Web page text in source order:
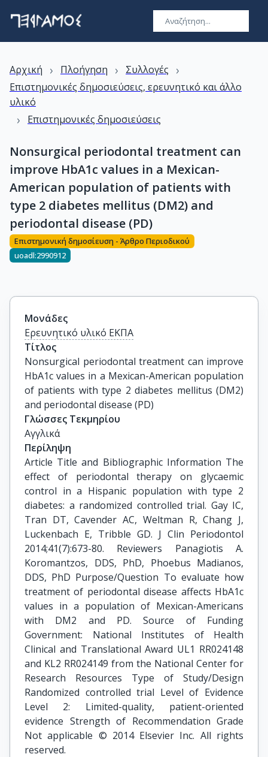
Αρχική › Πλοήγηση › Συλλογές ›
Επιστημονικές δημοσιεύσεις, ερευνητικό και άλλο
υλικό
› Επιστημονικές δημοσιεύσεις
Nonsurgical periodontal treatment can
improve HbA1c values in a Mexican-
American population of patients with
type 2 diabetes mellitus (DM2) and
periodontal disease (PD)
Επιστημονική δημοσίευση - Άρθρο Περιοδικού
uoadl:2990912
Μονάδες
Ερευνητικό υλικό ΕΚΠΑ
Τίτλος
Nonsurgical periodontal treatment can improve
HbA1c values in a Mexican-American population
of patients with type 2 diabetes mellitus (DM2)
and periodontal disease (PD)
Γλώσσες Τεκμηρίου
Αγγλικά
Περίληψη
Article Title and Bibliographic Information The
effect of periodontal therapy on glycaemic
control in a Hispanic population with type 2
diabetes: a randomized controlled trial. Gay IC,
Tran DT, Cavender AC, Weltman R, Chang J,
Luckenbach E, Tribble GD. J Clin Periodontol
2014;41(7):673-80. Reviewers Panagiotis A.
Koromantzos, DDS, PhD, Phoebus Madianos,
DDS, PhD Purpose/Question To evaluate how
treatment of periodontal disease affects HbA1c
values in a population of Mexican-Americans
with DM2 and PD. Source of Funding
Government: National Institutes of Health
Clinical and Translational Award UL1 RR024148
and KL2 RR024149 from the National Center for
Research Resources Type of Study/Design
Randomized controlled trial Level of Evidence
Level 2: Limited-quality, patient-oriented
evidence Strength of Recommendation Grade
Not applicable © 2014 Elsevier Inc. All rights
reserved.